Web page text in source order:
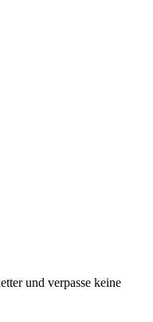
und verpasse keine